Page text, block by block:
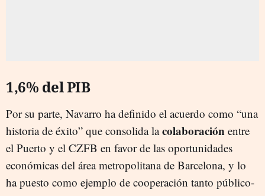
1,6% del PIB
Por su parte, Navarro ha definido el acuerdo como “una
historia de éxito” que consolida lacolaboración entre
el Puerto y el CZFB en favor de las oportunidades
económicas del área metropolitana de Barcelona, y lo
ha puesto como ejemplo de cooperación tanto público-